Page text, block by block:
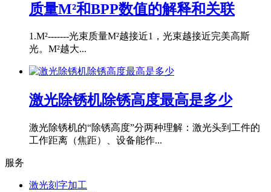
质量M²和BPP数值的解释和关联
1.M²-------光束质量M²越接近1，光束越接近完美高斯
光。M²越大...
激光除锈机除锈高度最高是多少
激光除锈机的“除锈高度”分两种理解：激光头到工件的
工作距离（焦距）、设备能作...
服务
激光刻字加工